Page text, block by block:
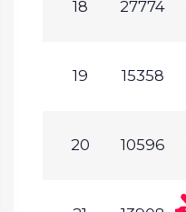
18 27774
19 15358
20 10596